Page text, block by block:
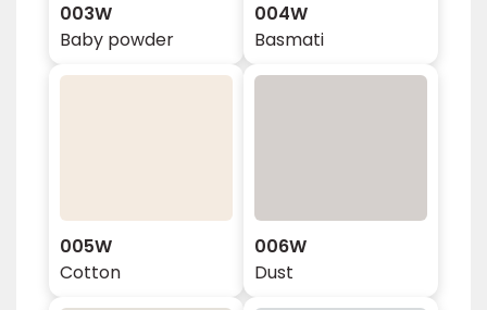
003W
Baby powder
004W
Basmati
005W
Cotton
006W
Dust